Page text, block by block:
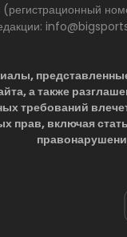
а также
требований
прав, включая